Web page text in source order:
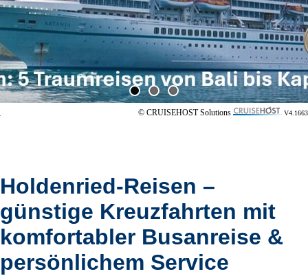
© CRUISEHOST Solutions V4.1663
Holdenried-Reisen –
günstige Kreuzfahrten mit
komfortabler Busanreise &
persönlichem Service